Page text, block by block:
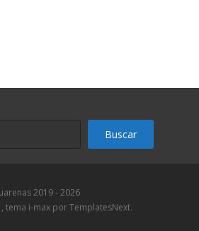
Buscar
2019 - 2026
, tema i-max por TemplatesNext.